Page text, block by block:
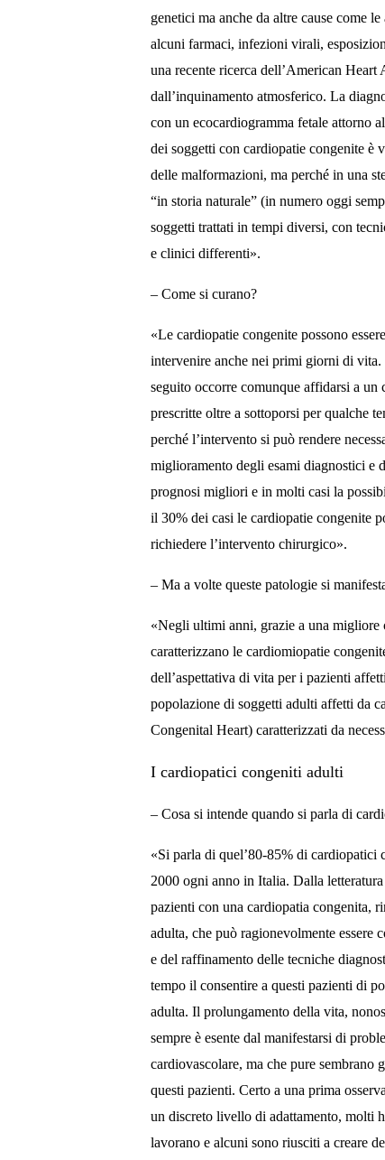
genetici ma anche da altre cause come
alcuni farmaci, infezioni virali,
una recente ricerca dell’American
dall’inquinamento atmosferico. La
con un ecocardiogramma fetale attorno
dei soggetti con cardiopatie congenite è
delle malformazioni, ma perché in una
“in storia naturale” (in numero oggi
soggetti trattati in tempi diversi, con
e clinici differenti».
– Come si curano?
«Le cardiopatie congenite possono
intervenire anche nei primi giorni di
seguito occorre comunque affidarsi a
prescritte oltre a sottoporsi per qualche
perché l’intervento si può rendere
miglioramento degli esami diagnostici e
prognosi migliori e in molti casi la
il 30% dei casi le cardiopatie congenite
richiedere l’intervento chirurgico».
– Ma a volte queste patologie si
«Negli ultimi anni, grazie a una
caratterizzano le cardiomiopatie
dell’aspettativa di vita per i pazienti
popolazione di soggetti adulti affetti da
Congenital Heart) caratterizzati da
I cardiopatici congeniti adulti
– Cosa si intende quando si parla di
«Si parla di quel’80-85% di cardiopatici
2000 ogni anno in Italia. Dalla
pazienti con una cardiopatia congenita,
adulta, che può ragionevolmente essere
e del raffinamento delle tecniche
tempo il consentire a questi pazienti di
adulta. Il prolungamento della vita,
sempre è esente dal manifestarsi di
cardiovascolare, ma che pure sembrano
questi pazienti. Certo a una prima
un discreto livello di adattamento, molti
lavorano e alcuni sono riusciti a creare